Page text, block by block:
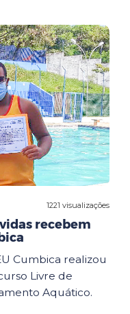
1221 visualizações
recebem
Cumbica realizou
Livre de
Aquático.